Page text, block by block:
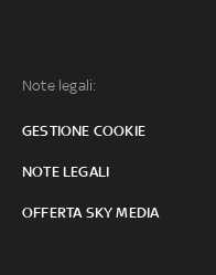
Note legali:
GESTIONE COOKIE
NOTE LEGALI
OFFERTA SKY MEDIA